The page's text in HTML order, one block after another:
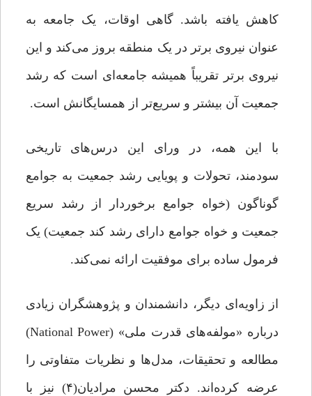
کاهش یافته باشد. گاهی اوقات، یک جامعه به
عنوان نیروی برتر در یک منطقه بروز می‌کند و این
نیروی برتر تقریباً همیشه جامعه‌ای است که رشد
جمعیت آن بیشتر و سریع‌تر از همسایگانش است.
با این همه، در ورای این درس‌های تاریخی
سودمند، تحولات و پویایی رشد جمعیت به جوامع
گوناگون (خواه جوامع برخوردار از رشد سریع
جمعیت و خواه جوامع دارای رشد کند جمعیت) یک
فرمول ساده برای موفقیت ارائه نمی‌کند.
از زاویه‌ای دیگر، دانشمندان و پژوهشگران زیادی
درباره «مولفه‌های قدرت ملی» (National Power)
مطالعه و تحقیقات، مدل‌ها و نظریات متفاوتی را
عرضه کرده‌اند. دکتر محسن مرادیان(۴) نیز با